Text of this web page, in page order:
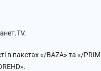
в пакетах «/BAZA» та «/